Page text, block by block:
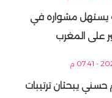
يستهل مشواره في
على المغرب
يبحثان ترتيبات